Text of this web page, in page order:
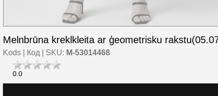
Melnbrūna kreklkleita ar ģeometrisku
Kods | Код | SKU: M-53014468
0.0